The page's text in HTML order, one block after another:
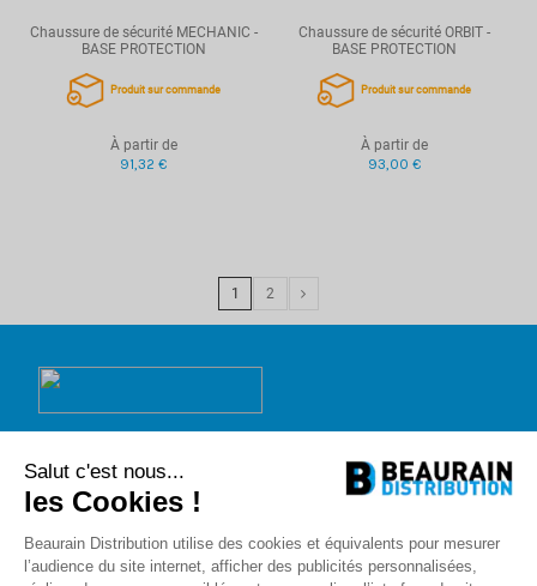
Chaussure de sécurité MECHANIC -
BASE PROTECTION
Produit sur commande
À partir de
91,32 €
Chaussure de sécurité ORBIT -
BASE PROTECTION
Produit sur commande
À partir de
93,00 €
1 2
1 rue de l'abbé Caron
BP 40020
80390 Fressenneville
contact@beaurain-distribution.com
Qui sommes-nous
Salut c'est nous...
les Cookies !
Beaurain Distribution utilise des cookies et équivalents pour mesurer
l’audience du site internet, afficher des publicités personnalisées,